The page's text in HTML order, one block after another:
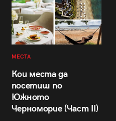
МЕСТА
Кои места да
посетиш по
Южното
Черноморие (Част II)